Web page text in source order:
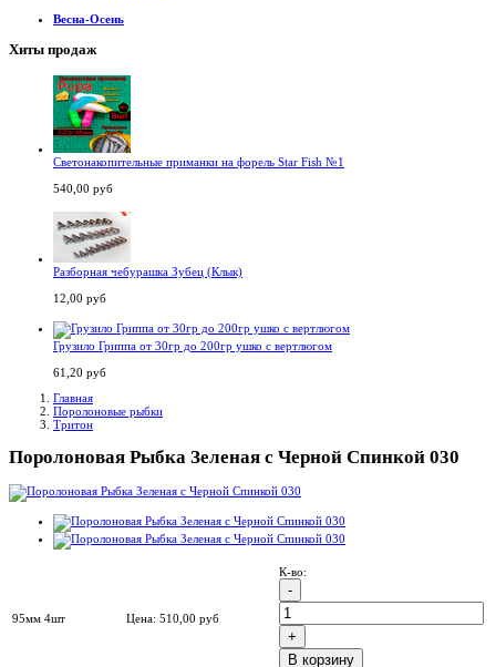
Весна-Осень
Хиты продаж
Светонакопительные приманки на форель Star Fish №1
540,00 руб
Разборная чебурашка Зубец (Клык)
12,00 руб
Грузило Гриппа от 30гр до 200гр ушко с вертлюгом
61,20 руб
Главная
Поролоновые рыбки
Тритон
Поролоновая Рыбка Зеленая с Черной Спинкой 030
95мм 4шт Цена: 510,00 руб
К-во:
B корзину